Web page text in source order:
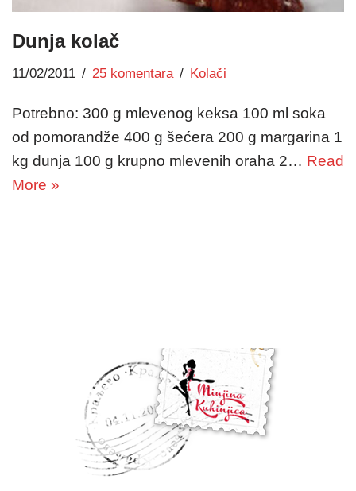
Dunja kolač
11/02/2011 25 komentara Kolači
Potrebno: 300 g mlevenog keksa 100 ml soka
od pomorandže 400 g šećera 200 g margarina 1
kg dunja 100 g krupno mlevenih oraha 2… Read
More »